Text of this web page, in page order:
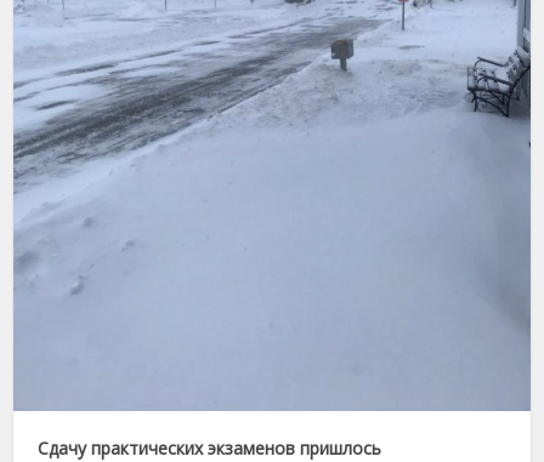
Сдачу практических экзаменов пришлось